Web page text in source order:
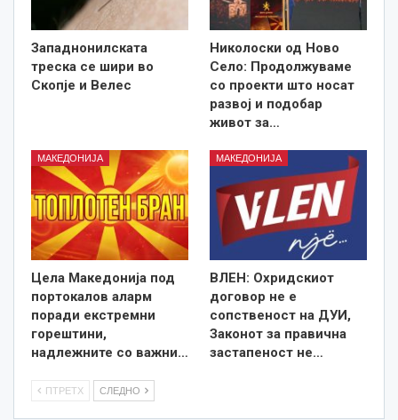
Западнонилската
треска се шири во
Скопје и Велес
Николоски од Ново
Село: Продолжуваме
со проекти што носат
развој и подобар
живот за…
МАКЕДОНИЈА
Цела Македонија под
портокалов аларм
поради екстремни
горештини,
надлежните со важни…
МАКЕДОНИЈА
ВЛЕН: Охридскиот
договор не е
сопственост на ДУИ,
Законот за правична
застапеност не…
ПТРЕТХ СЛЕДНО